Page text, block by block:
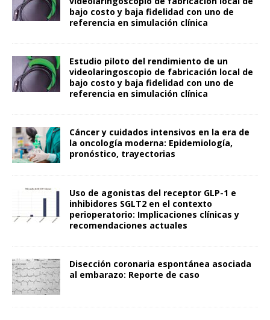
bajo costo y baja fidelidad con uno de
referencia en simulación clínica
Estudio piloto del rendimiento de un
videolaringoscopio de fabricación local de
bajo costo y baja fidelidad con uno de
referencia en simulación clínica
Cáncer y cuidados intensivos en la era de
la oncología moderna: Epidemiología,
pronóstico, trayectorias
Uso de agonistas del receptor GLP-1 e
inhibidores SGLT2 en el contexto
perioperatorio: Implicaciones clínicas y
recomendaciones actuales
Disección coronaria espontánea asociada
al embarazo: Reporte de caso